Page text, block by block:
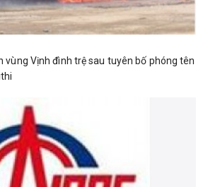
vùng Vịnh đình trệ sau tuyên bố phóng tên